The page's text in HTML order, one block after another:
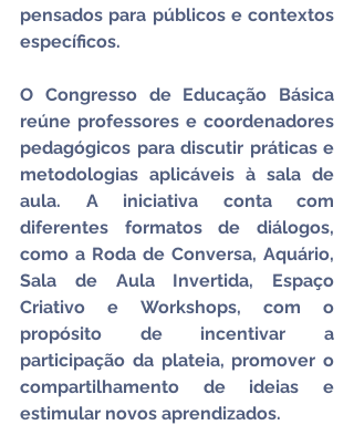
pensados para públicos e contextos
específicos.
O Congresso de Educação Básica
reúne professores e coordenadores
pedagógicos para discutir práticas e
metodologias aplicáveis à sala de
aula. A iniciativa conta com
diferentes formatos de diálogos,
como a Roda de Conversa, Aquário,
Sala de Aula Invertida, Espaço
Criativo e Workshops, com o
propósito de incentivar a
participação da plateia, promover o
compartilhamento de ideias e
estimular novos aprendizados.